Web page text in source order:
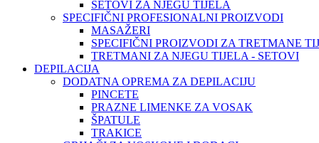
SETOVI ZA NJEGU TIJELA
SPECIFIČNI PROFESIONALNI PROIZVODI
MASAŽERI
SPECIFIČNI PROIZVODI ZA TRETMANE
TRETMANI ZA NJEGU TIJELA - SETOVI
DEPILACIJA
DODATNA OPREMA ZA DEPILACIJU
PINCETE
PRAZNE LIMENKE ZA VOSAK
ŠPATULE
TRAKICE